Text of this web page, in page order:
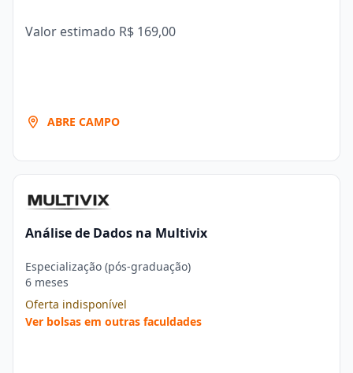
Valor estimado R$ 169,00
ABRE CAMPO
Análise de Dados na Multivix
Especialização (pós-graduação)
6 meses
Oferta indisponível
Ver bolsas em outras faculdades